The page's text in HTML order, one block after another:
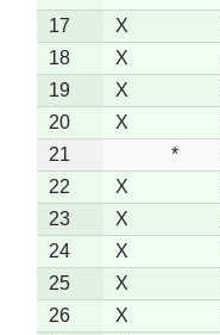
17
X
18
X
19
X
20
X
21
*
22
X
23
X
24
X
25
X
26
X